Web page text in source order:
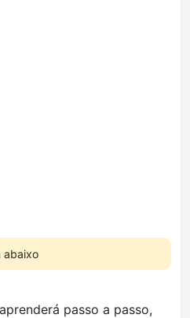
abaixo
passo a passo,